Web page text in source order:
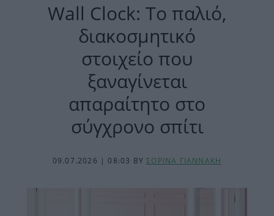
Wall Clock: Το παλιό,
διακοσμητικό
στοιχείο που
ξαναγίνεται
απαραίτητο στο
σύγχρονο σπίτι
09.07.2026 | 08:03 BYΣΟΡΙΝΑ ΓΙΑΝΝΑΚΗ